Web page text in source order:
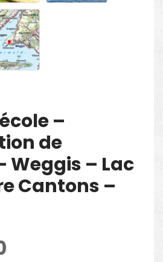
–
de
Weggis – Lac
Cantons –